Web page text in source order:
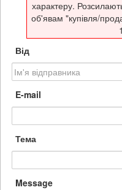
характеру.
об'явам "купівля/
Від
E-mail
Тема
Message